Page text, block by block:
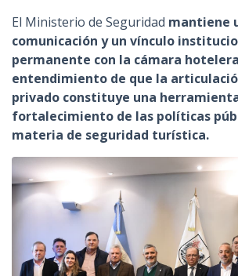
El Ministerio de Seguridad mantiene
comunicación y un vínculo
permanente con la cámara
entendimiento de que la
privado constituye una
fortalecimiento de las políticas
materia de seguridad turística.